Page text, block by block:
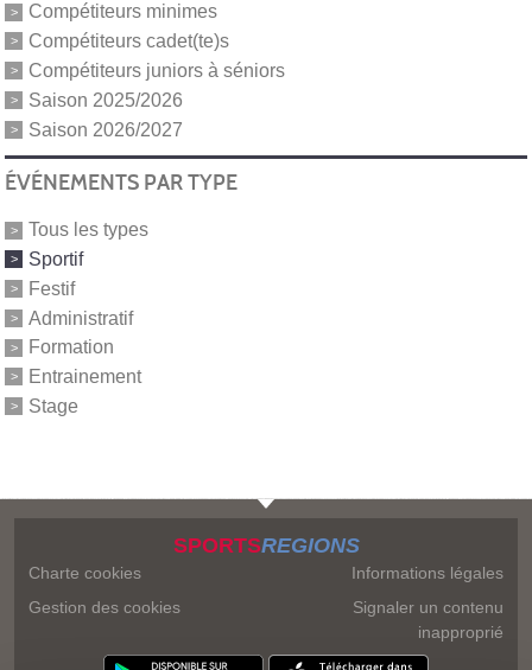
Compétiteurs minimes
Compétiteurs cadet(te)s
Compétiteurs juniors à séniors
Saison 2025/2026
Saison 2026/2027
ÉVÉNEMENTS PAR TYPE
Tous les types
Sportif
Festif
Administratif
Formation
Entrainement
Stage
SPORTSREGIONS
Charte cookies
Gestion des cookies
Informations légales
Signaler un contenu
inapproprié